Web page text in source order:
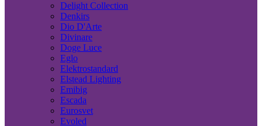
Delight Collection
Denkirs
Dio D'Arte
Divinare
Doge Luce
Eglo
Elektrostandard
Elstead Lighting
Emibig
Escada
Eurosvet
Evoled